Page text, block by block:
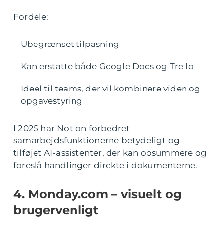
Fordele:
Ubegrænset tilpasning
Kan erstatte både Google Docs og Trello
Ideel til teams, der vil kombinere viden og
opgavestyring
I 2025 har Notion forbedret
samarbejdsfunktionerne betydeligt og
tilføjet AI-assistenter, der kan opsummere og
foreslå handlinger direkte i dokumenterne.
4. Monday.com – visuelt og
brugervenligt